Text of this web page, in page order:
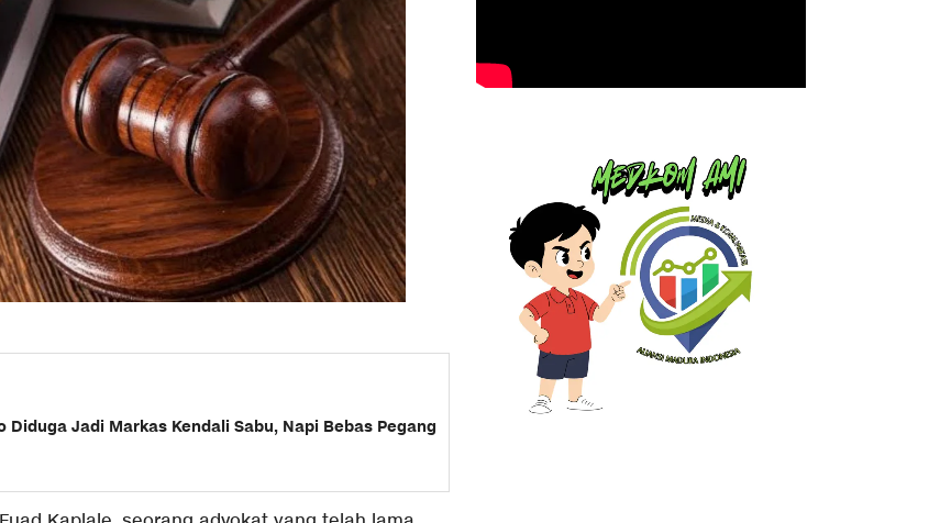
Diduga Jadi Markas Kendali Sabu, Napi Bebas Pegang